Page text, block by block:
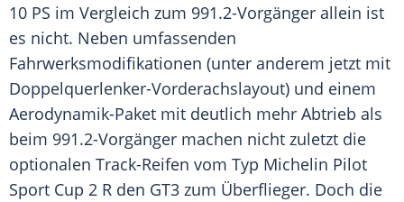
10 PS im Vergleich zum 991.2-Vorgänger allein ist
es nicht. Neben umfassenden
Fahrwerksmodifikationen (unter anderem jetzt mit
Doppelquerlenker-Vorderachslayout) und einem
Aerodynamik-Paket mit deutlich mehr Abtrieb als
beim 991.2-Vorgänger machen nicht zuletzt die
optionalen Track-Reifen vom Typ Michelin Pilot
Sport Cup 2 R den GT3 zum Überflieger. Doch die